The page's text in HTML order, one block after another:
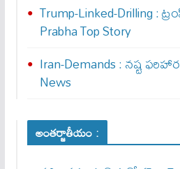
Trump-Linked-Drilling :
Prabha Top Story
Iran-Demands : న‌ష్ట
News
అంతర్జాతీయం :